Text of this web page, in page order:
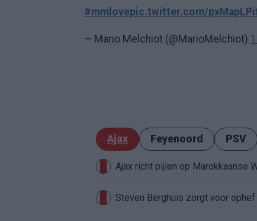
#mmlovepic.twitter.com/
— Mario Melchiot (@MarioMelchiot)
Ajax Feyenoord PSV
Ajax richt pijlen op Marokkaanse
Steven Berghuis zorgt voor